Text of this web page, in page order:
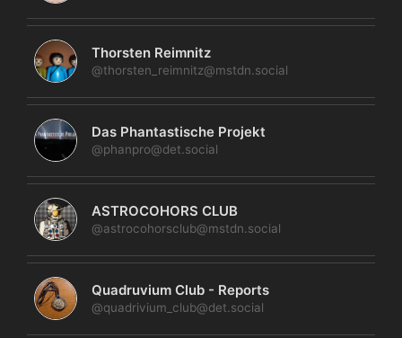
Thorsten Reimnitz
@thorsten_reimnitz@mstdn.social
Das Phantastische Projekt
@phanpro@det.social
ASTROCOHORS CLUB
@astrocohorsclub@mstdn.social
Quadruvium Club - Reports
@quadrivium_club@det.social